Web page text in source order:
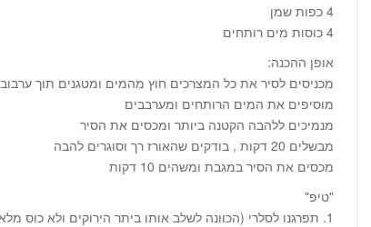
4 כפות שמן
4 כוסות מים רותחים
אופן ההכנה:
מכניסים לסיר את כל המצרכים חוץ מהמים ומטגנים תוך
מוסיפים את המים הרותחים ומערבבים
מנמיכים ללהבה הקטנה ביותר ומכסים את הסיר
מבשלים 20 דקות , בודקים שהאורז רך וסוגרים להבה
מכסים את הסיר במגבת ומשהים 10 דקות
"טיפ"
1. תפרגנו לסלרי (הכוונה לשלב אותו ביתר הירוקים ולא כוס